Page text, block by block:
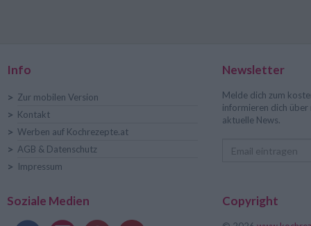
Info
> Zur mobilen Version
> Kontakt
> Werben auf Kochrezepte.at
> AGB & Datenschutz
> Impressum
Newsletter
Melde dich zum
informieren dich über
aktuelle News.
Soziale Medien Copyright